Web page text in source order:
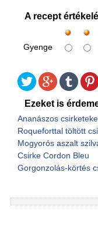
A recept
Gyenge
Ezeket is
Ananászos
Roqueforttal töltött
Mogyorós aszalt
Csirke Cordon Bleu
Gorgonzolás-körtés